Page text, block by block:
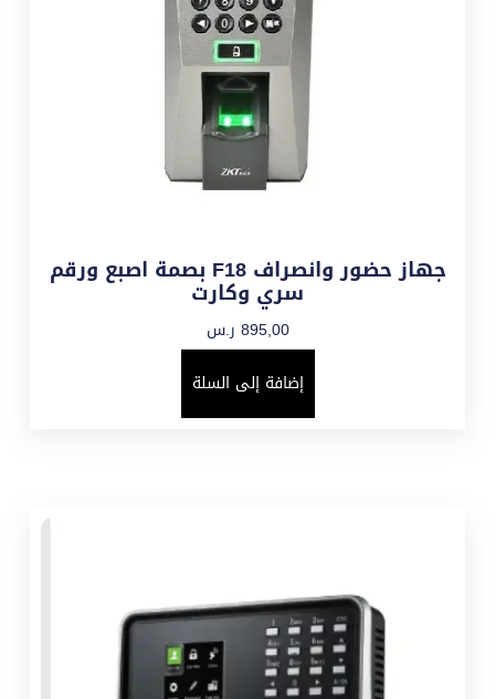
جهاز حضور وانصراف F18 بصمة اصبع ورقم
سري وكارت
895,00 ر.س
إضافة إلى السلة